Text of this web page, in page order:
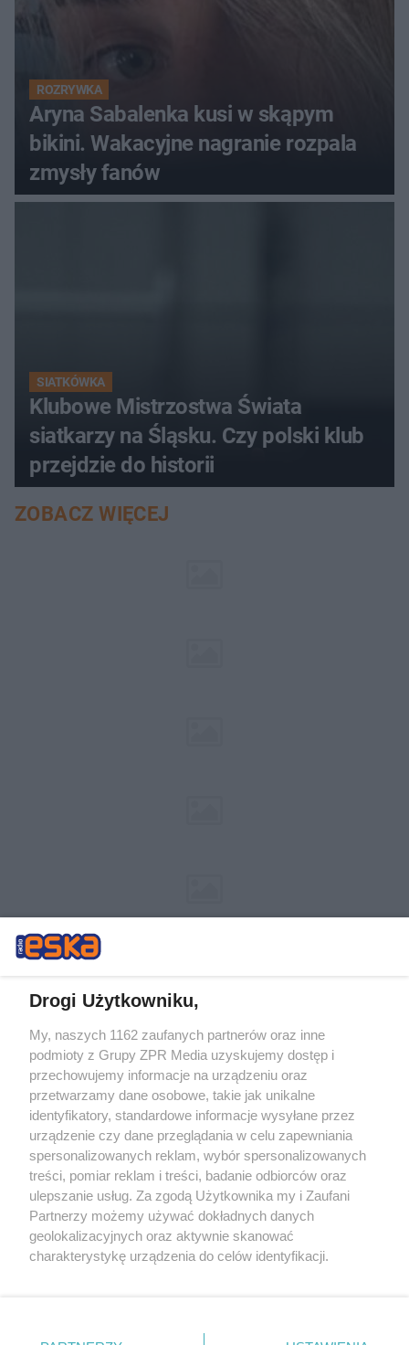
ROZRYWKA
Aryna Sabalenka kusi w skąpym
bikini. Wakacyjne nagranie rozpala
zmysły fanów
SIATKÓWKA
Klubowe Mistrzostwa Świata
siatkarzy na Śląsku. Czy polski klub
przejdzie do historii
ZOBACZ WIĘCEJ
Żaden utwór zamieszczony w serwisie nie może być powielany i
rozpowszechniany lub dalej rozpowszechniany w jakikolwiek sposób (w
tym także elektroniczny lub mechaniczny) na jakimkolwiek polu
eksploatacji w jakiejkolwiek formie, włącznie z umieszczaniem w
Internecie bez pisemnej zgody właściciela praw. Jakiekolwiek użycie lub
wykorzystanie utworów w całości lub w części z naruszeniem prawa,
tzn. bez właściwej zgody, jest zabronione pod groźbą kary i może być
ścigane prawnie.
Drogi Użytkowniku,
My, naszych 1162 zaufanych partnerów oraz inne
podmioty z Grupy ZPR Media uzyskujemy dostęp i
przechowujemy informacje na urządzeniu oraz
przetwarzamy dane osobowe, takie jak unikalne
identyfikatory, standardowe informacje wysyłane przez
urządzenie czy dane przeglądania w celu zapewniania
spersonalizowanych reklam, wybór spersonalizowanych
treści, pomiar reklam i treści, badanie odbiorców oraz
ulepszanie usług. Za zgodą Użytkownika my i Zaufani
Partnerzy możemy używać dokładnych danych
geolokalizacyjnych oraz aktywnie skanować
charakterystykę urządzenia do celów identyfikacji.
zmienić/wycofać klikając przycisk ustawień prywatności